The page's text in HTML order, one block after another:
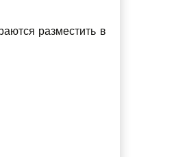
разместить в